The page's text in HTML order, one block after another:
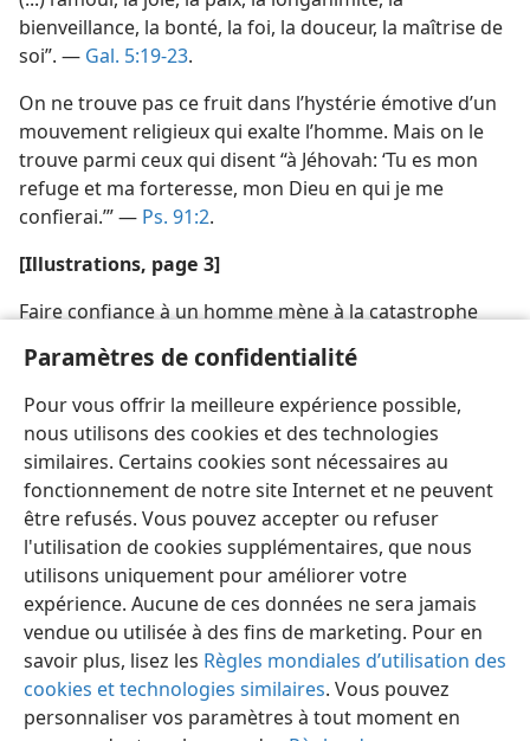
Paramètres de confidentialité
Pour vous offrir la meilleure expérience possible,
nous utilisons des cookies et des technologies
similaires. Certains cookies sont nécessaires au
fonctionnement de notre site Internet et ne peuvent
être refusés. Vous pouvez accepter ou refuser
l'utilisation de cookies supplémentaires, que nous
utilisons uniquement pour améliorer votre
expérience. Aucune de ces données ne sera jamais
vendue ou utilisée à des fins de marketing. Pour en
savoir plus, lisez les Règles mondiales d’utilisation des
cookies et technologies similaires. Vous pouvez
personnaliser vos paramètres à tout moment en
bienveillance, la bonté, la foi, la douceur, la maîtrise de
soi”. — Gal. 5:19-23.
On ne trouve pas ce fruit dans l’hystérie émotive d’un
mouvement religieux qui exalte l’homme. Mais on le
trouve parmi ceux qui disent “à Jéhovah: ‘Tu es mon
refuge et ma forteresse, mon Dieu en qui je me
confierai.’” — Ps. 91:2.
[Illustrations, page 3]
Faire confiance à un homme mène à la catastrophe
[Illustration, page 6]
La confiance en Dieu conduit à la vie éternelle.
Français Partager Préférences
Copyright © 2026 Watch Tower Bible and Tract Society of Pennsylvania
Conditions d’utilisation
Règles de confidentialité
Paramètres de confidentialité
JW.ORG Se connecter